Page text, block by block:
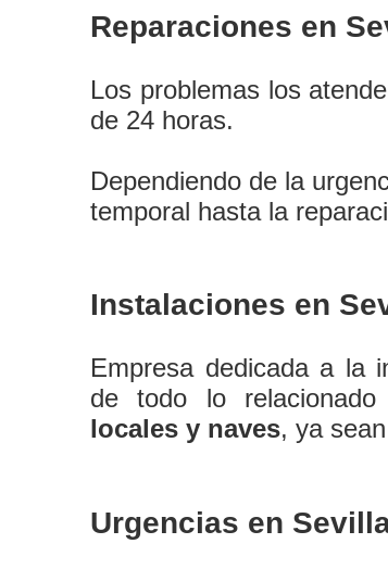
Reparaciones en
Los problemas los
de 24 horas.
Dependiendo de la
temporal hasta la
Instalaciones en
Empresa dedicada a la
de todo lo
locales y naves, ya
Urgencias en